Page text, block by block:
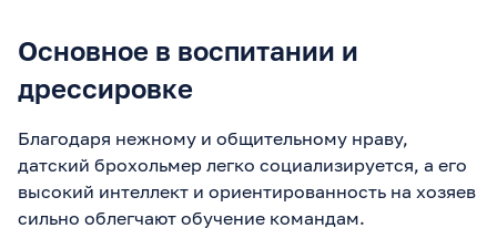
Основное в воспитании и
дрессировке
Благодаря нежному и общительному нраву,
датский брохольмер легко социализируется, а его
высокий интеллект и ориентированность на хозяев
сильно облегчают обучение командам.